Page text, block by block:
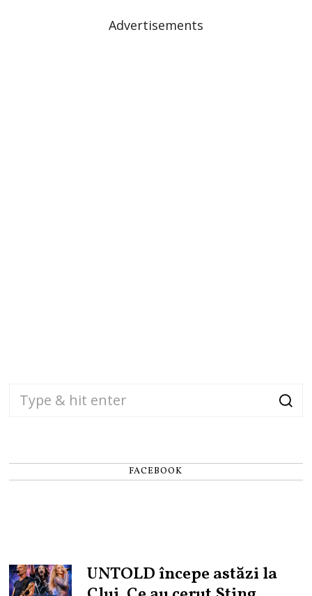
Advertisements
FACEBOOK
UNTOLD începe astăzi la